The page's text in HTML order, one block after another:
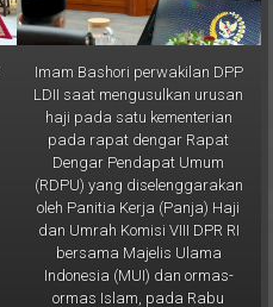
Imam Bashori perwakilan DPP
LDII saat mengusulkan urusan
haji pada satu kementerian
pada rapat dengar Rapat
Dengar Pendapat Umum
(RDPU) yang diselenggarakan
oleh Panitia Kerja (Panja) Haji
dan Umrah Komisi VIII DPR RI
bersama Majelis Ulama
Indonesia (MUI) dan ormas-
ormas Islam, pada Rabu
(19/2) di Gedung DPR RI,